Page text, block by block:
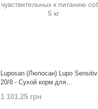
Luposan (Люпосан) Lupo Sensitiv
20/8 - Сухой корм для
кг
1 101.25 грн